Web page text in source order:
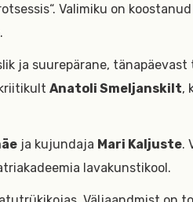
Valimiku on koostanud
.
ja suurepärane,
Anatoli Smeljanskilt,
ja kujundaja Mari Kaljuste.
lavakunstikool.